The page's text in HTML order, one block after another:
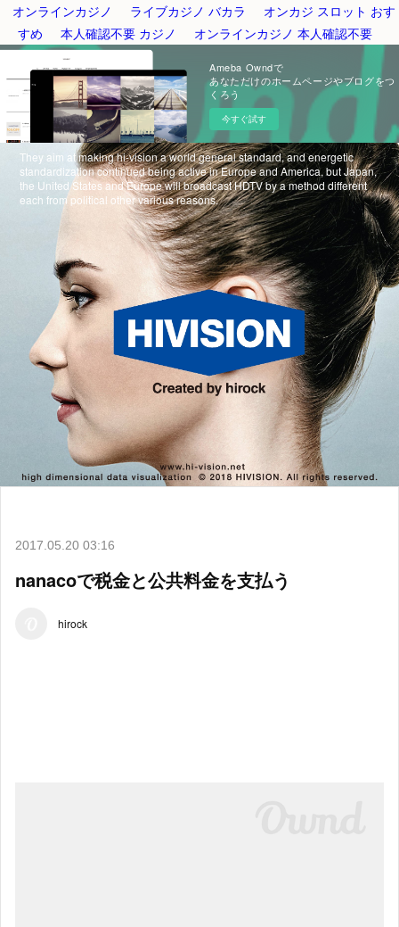
オンラインカジノ ライブカジノ バカラ
オンカジ スロット おす
すめ
本人確認不要 カジノ オンラインカジノ 本人確認不要
Ameba Owndで
あなただけのホームページやブログをつ
くろう
今すぐ試す
2017.05.20 03:16
nanacoで税金と公共料金を支払う
hirock